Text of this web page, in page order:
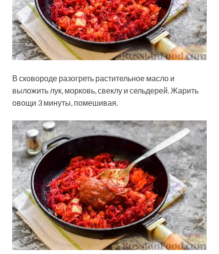
В сковороде разогреть растительное масло и
выложить лук, морковь, свеклу и сельдерей. Жарить
овощи 3 минуты, помешивая.